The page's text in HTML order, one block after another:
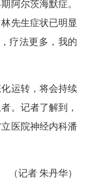
阿尔茨海默症。
先生症状已明显
疗法更多，我的
运转，将会持续
。记者了解到，
医院神经内科潘
（记者 朱丹华）